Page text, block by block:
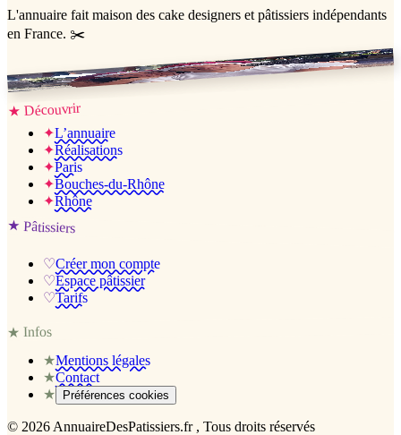
L'annuaire fait maison des cake designers et pâtissiers indépendants
en France. ✂️
Jessica & Jérémy ♡
★ Découvrir
✦L’annuaire
✦Réalisations
✦Paris
✦Bouches-du-Rhône
✦Rhône
★ Pâtissiers
♡Créer mon compte
♡Espace pâtissier
♡Tarifs
★Infos
★Mentions légales
★Contact
★
Préférences cookies
© 2026 AnnuaireDesPatissiers.fr , Tous droits réservés